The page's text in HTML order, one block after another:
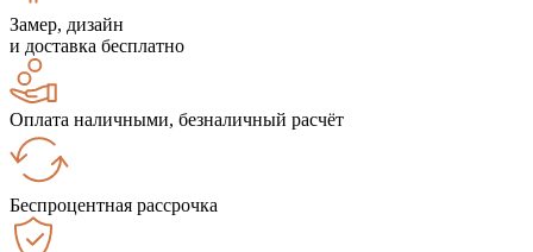
Замер, дизайн
и доставка бесплатно
Оплата наличными, безналичный расчёт
Беспроцентная рассрочка